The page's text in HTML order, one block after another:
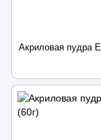
Акриловая пудра